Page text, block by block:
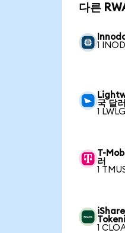
다른
1
국 달러
1
T-
러
1
1